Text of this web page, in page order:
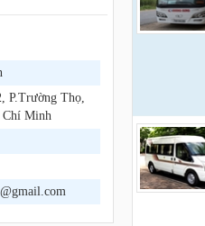
P.Trường Thọ,
Chí Minh